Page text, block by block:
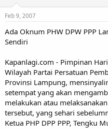
s
t
a
t
r
e
Feb 9, 2007
Ada Oknum PHW DPW PPP
Sendiri
Kapanlagi.com - Pimpinan
Wilayah Partai Persatuan
Provinsi Lampung,
setempat yang akan
melakukan atau
tersebut, yang sehari
Ketua PHP DPP PPP, Tengku